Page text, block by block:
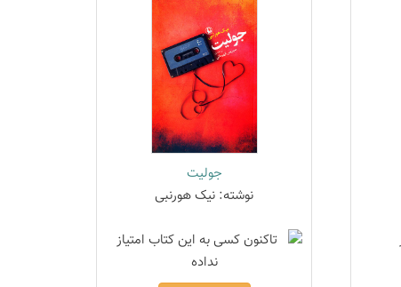
جولیت
نوشته: نیک هورنبی